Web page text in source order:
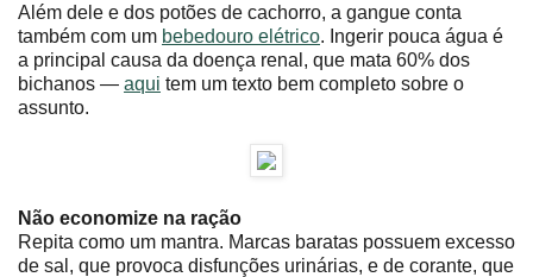
Além dele e dos potões de cachorro, a gangue conta
também com um bebedouro elétrico. Ingerir pouca água é
a principal causa da doença renal, que mata 60% dos
bichanos ― aqui tem um texto bem completo sobre o
assunto.
Não economize na ração
Repita como um mantra. Marcas baratas possuem excesso
de sal, que provoca disfunções urinárias, e de corante, que